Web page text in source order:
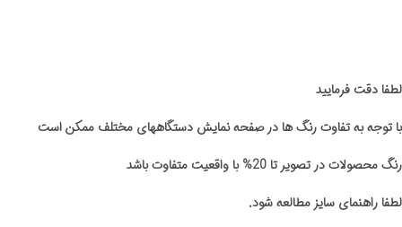
لطفا دقت فرمایید
با توجه به تفاوت رنگ ها در صفحه نمایش دستگاههای مختلف ممکن است
رنگ محصولات در تصویر تا 20% با واقعیت متفاوت باشد
لطفا راهنمای سایز مطالعه شود.